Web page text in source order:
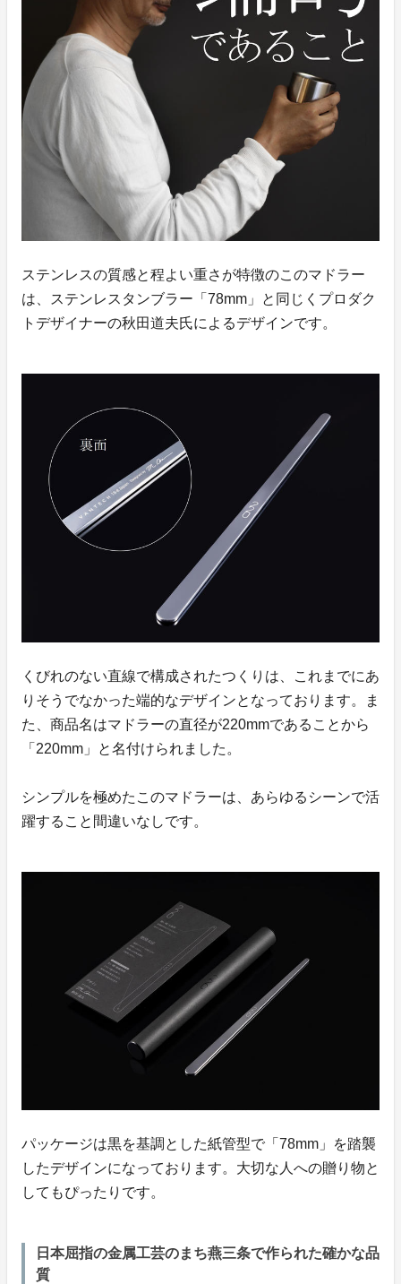
ステンレスの質感と程よい重さが特徴のこのマドラー
は、ステンレスタンブラー「78mm」と同じくプロダク
トデザイナーの秋田道夫氏によるデザインです。
くびれのない直線で構成されたつくりは、これまでにあ
りそうでなかった端的なデザインとなっております。ま
た、商品名はマドラーの直径が220mmであることから
「220mm」と名付けられました。
シンプルを極めたこのマドラーは、あらゆるシーンで活
躍すること間違いなしです。
パッケージは黒を基調とした紙管型で「78mm」を踏襲
したデザインになっております。大切な人への贈り物と
してもぴったりです。
日本屈指の金属工芸のまち燕三条で作られた確かな品
質